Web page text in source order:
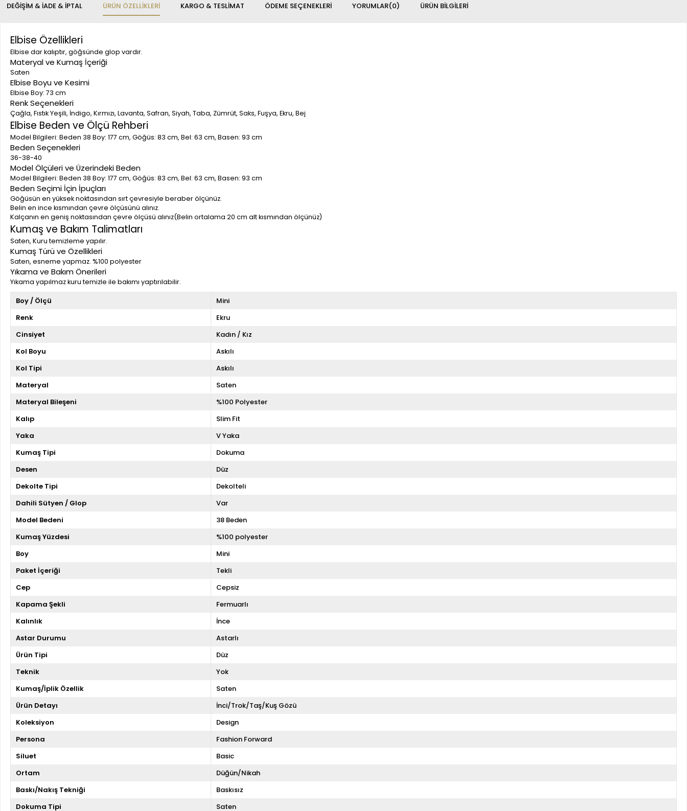
ÜRÜN ÖZELLIKLERI YORUMLAR(0)
ÖDEME SEÇENEKLERI ÜRÜN BILGILERI
DEĞIŞIM & İADE & İPTAL KARGO & TESLIMAT
Elbise Özellikleri
Elbise dar kalıptır, göğsünde glop vardır.
Materyal ve Kumaş İçeriği
Saten
Elbise Boyu ve Kesimi
Elbise Boy: 73 cm
Renk Seçenekleri
Çağla, Fıstık Yeşili, İndigo, Kırmızı, Lavanta, Safran, Siyah, Taba, Zümrüt, Saks, Fuşya, Ekru, Bej
Elbise Beden ve Ölçü Rehberi
Model Bilgileri: Beden 38 Boy: 177 cm, Göğüs: 83 cm, Bel: 63 cm, Basen: 93 cm
Beden Seçenekleri
36-38-40
Model Ölçüleri ve Üzerindeki Beden
Model Bilgileri: Beden 38 Boy: 177 cm, Göğüs: 83 cm, Bel: 63 cm, Basen: 93 cm
Beden Seçimi İçin İpuçları
Göğüsün en yüksek noktasından sırt çevresiyle beraber ölçünüz.
Belin en ince kısmından çevre ölçüsünü alınız.
Kalçanın en geniş noktasından çevre ölçüsü alınız(Belin ortalama 20 cm alt kısmından ölçünüz)
Kumaş ve Bakım Talimatları
Saten, Kuru temizleme yapılır.
Kumaş Türü ve Özellikleri
Saten, esneme yapmaz. %100 polyester
Yıkama ve Bakım Önerileri
Yıkama yapılmaz kuru temizle ile bakımı yaptırılabilir.
Boy / Ölçü
Mini
Renk
Ekru
Cinsiyet
Kadın / Kız
Kol Boyu
Askılı
Kol Tipi
Askılı
Materyal
Saten
Materyal Bileşeni
%100 Polyester
Kalıp
Slim Fit
Yaka
V Yaka
Kumaş Tipi
Dokuma
Desen
Düz
Dekolte Tipi
Dekolteli
Dahili Sütyen / Glop
Var
Model Bedeni
38 Beden
Kumaş Yüzdesi
%100 polyester
Boy
Mini
Paket İçeriği
Tekli
Cep
Cepsiz
Kapama Şekli
Fermuarlı
Kalınlık
İnce
Astar Durumu
Astarlı
Ürün Tipi
Düz
Teknik
Yok
Kumaş/İplik Özellik
Saten
Ürün Detayı
İnci/Trok/Taş/Kuş Gözü
Koleksiyon
Design
Persona
Fashion Forward
Siluet
Basic
Ortam
Düğün/Nikah
Baskı/Nakış Tekniği
Baskısız
Dokuma Tipi
Saten